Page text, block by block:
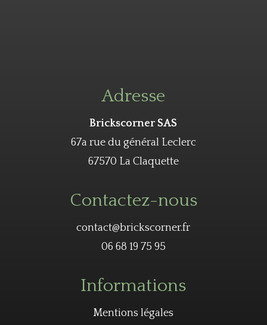
Adresse
Brickscorner SAS
67a rue du général Leclerc
67570 La Claquette
Contactez-nous
contact@brickscorner.fr
06 68 19 75 95
Informations
Mentions légales